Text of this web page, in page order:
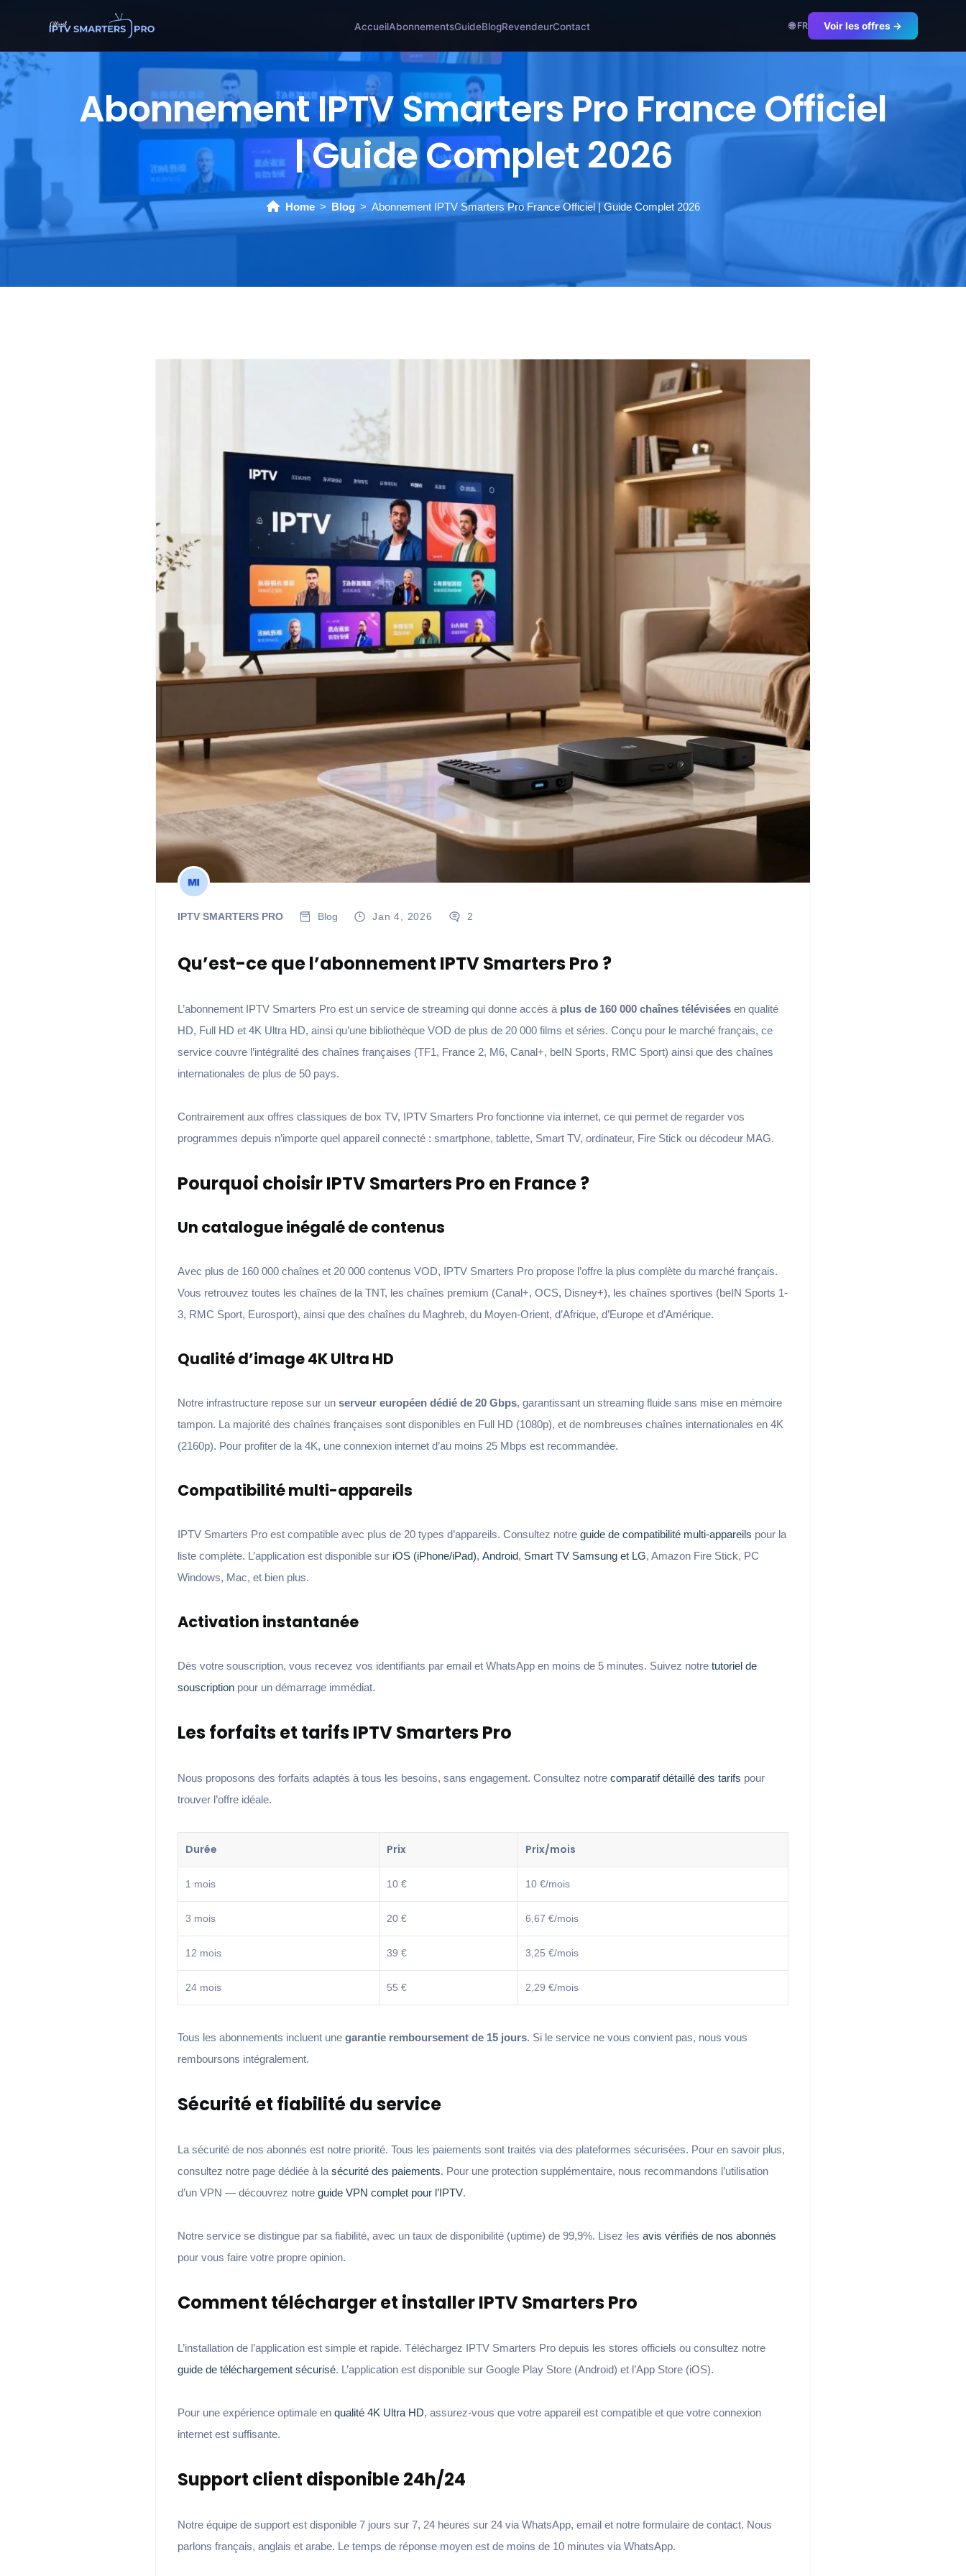
AccueilAbonnementsGuideBlogRevendeurContact 🌐 FR Voir les offres →
Abonnement IPTV Smarters Pro France Officiel
| Guide Complet 2026
Home Blog Abonnement IPTV Smarters Pro France Officiel | Guide Complet 2026
IPTV SMARTERS PRO Blog Jan 4, 2026 2
Qu’est-ce que l’abonnement IPTV Smarters Pro ?
L’abonnement IPTV Smarters Pro est un service de streaming qui donne accès à plus de 160 000 chaînes télévisées en qualité
HD, Full HD et 4K Ultra HD, ainsi qu’une bibliothèque VOD de plus de 20 000 films et séries. Conçu pour le marché français, ce
service couvre l’intégralité des chaînes françaises (TF1, France 2, M6, Canal+, beIN Sports, RMC Sport) ainsi que des chaînes
internationales de plus de 50 pays.
Contrairement aux offres classiques de box TV, IPTV Smarters Pro fonctionne via internet, ce qui permet de regarder vos
programmes depuis n’importe quel appareil connecté : smartphone, tablette, Smart TV, ordinateur, Fire Stick ou décodeur MAG.
Pourquoi choisir IPTV Smarters Pro en France ?
Un catalogue inégalé de contenus
Avec plus de 160 000 chaînes et 20 000 contenus VOD, IPTV Smarters Pro propose l’offre la plus complète du marché français.
Vous retrouvez toutes les chaînes de la TNT, les chaînes premium (Canal+, OCS, Disney+), les chaînes sportives (beIN Sports 1-
3, RMC Sport, Eurosport), ainsi que des chaînes du Maghreb, du Moyen-Orient, d’Afrique, d’Europe et d’Amérique.
Qualité d’image 4K Ultra HD
Notre infrastructure repose sur un serveur européen dédié de 20 Gbps, garantissant un streaming fluide sans mise en mémoire
tampon. La majorité des chaînes françaises sont disponibles en Full HD (1080p), et de nombreuses chaînes internationales en 4K
(2160p). Pour profiter de la 4K, une connexion internet d’au moins 25 Mbps est recommandée.
Compatibilité multi-appareils
IPTV Smarters Pro est compatible avec plus de 20 types d’appareils. Consultez notre guide de compatibilité multi-appareils pour la
liste complète. L’application est disponible sur iOS (iPhone/iPad), Android, Smart TV Samsung et LG, Amazon Fire Stick, PC
Windows, Mac, et bien plus.
Activation instantanée
Dès votre souscription, vous recevez vos identifiants par email et WhatsApp en moins de 5 minutes. Suivez notre tutoriel de
souscription pour un démarrage immédiat.
Les forfaits et tarifs IPTV Smarters Pro
Nous proposons des forfaits adaptés à tous les besoins, sans engagement. Consultez notre comparatif détaillé des tarifs pour
trouver l’offre idéale.
Durée Prix Prix/mois
1 mois 10 € 10 €/mois
3 mois 20 € 6,67 €/mois
12 mois 39 € 3,25 €/mois
24 mois 55 € 2,29 €/mois
Tous les abonnements incluent une garantie remboursement de 15 jours. Si le service ne vous convient pas, nous vous
remboursons intégralement.
Sécurité et fiabilité du service
La sécurité de nos abonnés est notre priorité. Tous les paiements sont traités via des plateformes sécurisées. Pour en savoir plus,
consultez notre page dédiée à la sécurité des paiements. Pour une protection supplémentaire, nous recommandons l’utilisation
d’un VPN — découvrez notre guide VPN complet pour l’IPTV.
Notre service se distingue par sa fiabilité, avec un taux de disponibilité (uptime) de 99,9%. Lisez les avis vérifiés de nos abonnés
pour vous faire votre propre opinion.
Comment télécharger et installer IPTV Smarters Pro
L’installation de l’application est simple et rapide. Téléchargez IPTV Smarters Pro depuis les stores officiels ou consultez notre
guide de téléchargement sécurisé. L’application est disponible sur Google Play Store (Android) et l’App Store (iOS).
Pour une expérience optimale en qualité 4K Ultra HD, assurez-vous que votre appareil est compatible et que votre connexion
internet est suffisante.
Support client disponible 24h/24
Notre équipe de support est disponible 7 jours sur 7, 24 heures sur 24 via WhatsApp, email et notre formulaire de contact. Nous
parlons français, anglais et arabe. Le temps de réponse moyen est de moins de 10 minutes via WhatsApp.